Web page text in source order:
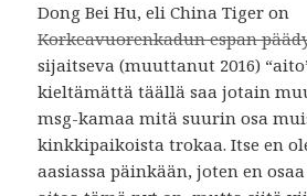
Dong Bei Hu, eli China Tiger on
Korkeavuorenkadun espan
sijaitseva (muuttanut 2016)
kieltämättä täällä saa jotain
msg-kamaa mitä suurin osa
kinkkipaikoista trokaa. Itse en
aasiassa päinkään, joten en